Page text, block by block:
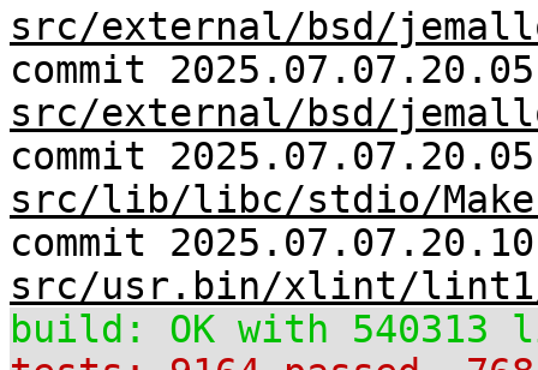
src/external/bsd/
commit
src/external/bsd/
commit
src/lib/libc/stdio/
commit
src/usr.bin/xlint/
build: OK with 540313